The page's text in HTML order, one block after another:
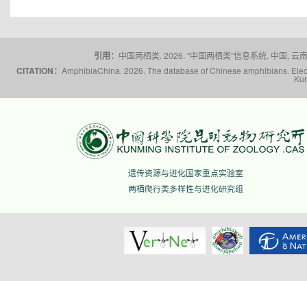
引用： 中国两栖类. 2026. “中国两栖类”信息系统. 中国,
CITATION： AmphibiaChina. 2026. The database of Chinese amphibians.
遗传资源与进化国家重点实验室
两栖爬行类多样性与进化研究组